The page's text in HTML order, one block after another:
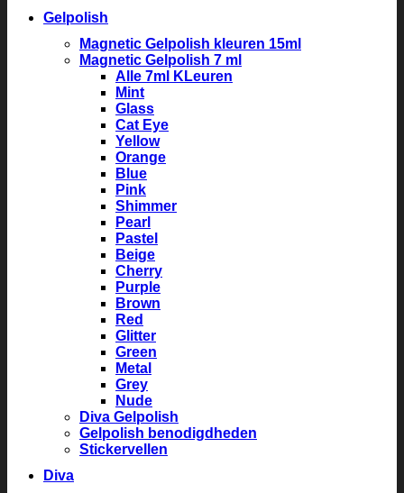
Gelpolish
Magnetic Gelpolish kleuren 15ml
Magnetic Gelpolish 7 ml
Alle 7ml KLeuren
Mint
Glass
Cat Eye
Yellow
Orange
Blue
Pink
Shimmer
Pearl
Pastel
Beige
Cherry
Purple
Brown
Red
Glitter
Green
Metal
Grey
Nude
Diva Gelpolish
Gelpolish benodigdheden
Stickervellen
Diva